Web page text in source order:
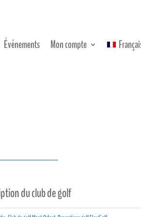
Événements Mon compte
du club de golf